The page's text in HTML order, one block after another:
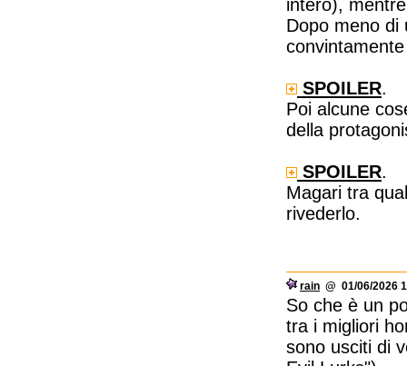
intero),
Dopo meno di
SPOILER.
Poi alcune
della
SPOILER.
Magari tra
rivederlo.
rain @ 01/06/2026
So che è un
tra i migliori
sono usciti di